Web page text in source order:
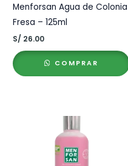
Menforsan Agua de Colonia
Fresa – 125ml
S/ 26.00
COMPRAR